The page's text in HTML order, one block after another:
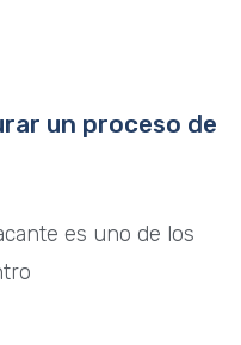
un proceso de
es uno de los